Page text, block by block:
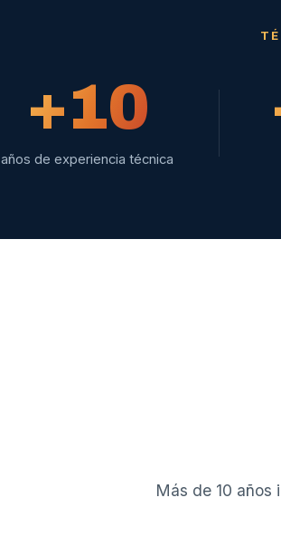
+10
años de experiencia técnica
Más de 10 años